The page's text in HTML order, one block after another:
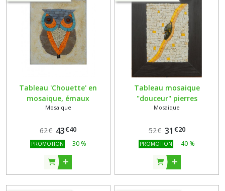
Tableau 'Chouette' en
mosaique, émaux
vénitiens,smalts,verre
Mosaique
62€ 43€40
PROMOTION -30 %
Tableau mosaique
"douceur" pierres
naturelles, smalts et fusing
Mosaique
52€ 31 €20
PROMOTION - 40 %